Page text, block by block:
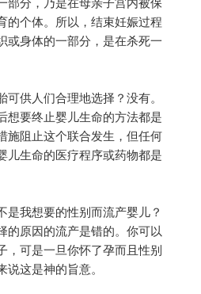
的个体。所以，结束妊娠过程
或身体的一部分，是在杀死一
供人们合理地选择？没有。
想要终止婴儿生命的方法都是
施阻止这个联合发生，但任何
儿生命的医疗程序或药物都是
是我想要的性别而流产婴儿？
的原因的流产是错的。你可以
，可是一旦你怀了孕而且性别
这是神的旨意。